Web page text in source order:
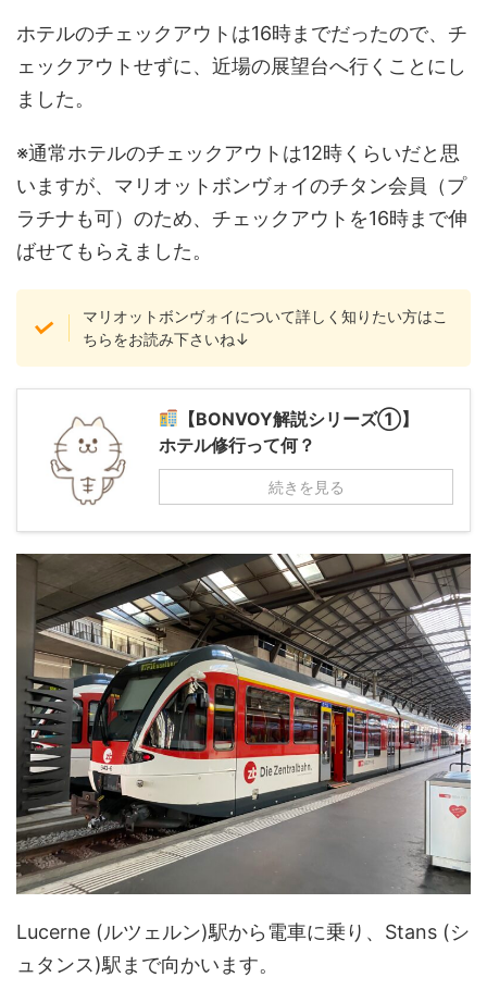
ホテルのチェックアウトは16時までだったので、チ
ェックアウトせずに、近場の展望台へ行くことにし
ました。
※通常ホテルのチェックアウトは12時くらいだと思
いますが、マリオットボンヴォイのチタン会員（プ
ラチナも可）のため、チェックアウトを16時まで伸
ばせてもらえました。
マリオットボンヴォイについて詳しく知りたい方はこ
ちらをお読み下さいね↓
【BONVOY解説シリーズ①】
ホテル修行って何？
続きを見る
Lucerne (ルツェルン)駅から電車に乗り、Stans (シ
ュタンス)駅まで向かいます。